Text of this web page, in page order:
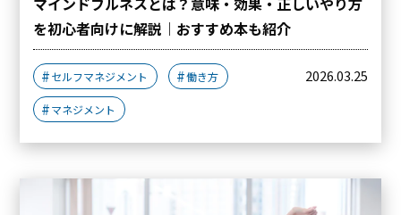
を初心者向けに解説｜おすすめ本も紹介
セルフマネジメント 働き方
マネジメント
2026.03.25